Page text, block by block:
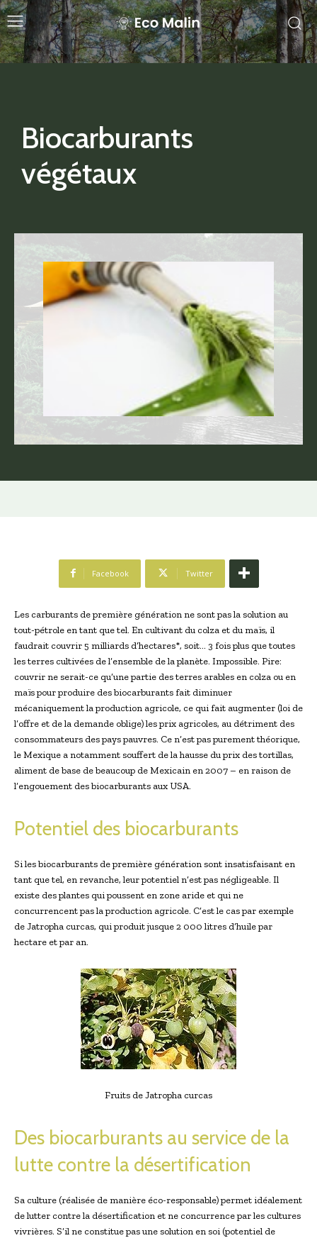
Biocarburants
végétaux
Facebook Twitter
Les carburants de première génération ne sont pas la solution au
tout-pétrole en tant que tel. En cultivant du colza et du maïs, il
faudrait couvrir 5 milliards d’hectares*, soit… 3 fois plus que toutes
les terres cultivées de l’ensemble de la planète. Impossible. Pire:
couvrir ne serait-ce qu’une partie des terres arables en colza ou en
maïs pour produire des biocarburants fait diminuer
mécaniquement la production agricole, ce qui fait augmenter (loi de
l’offre et de la demande oblige) les prix agricoles, au détriment des
consommateurs des pays pauvres. Ce n’est pas purement théorique,
le Mexique a notamment souffert de la hausse du prix des tortillas,
aliment de base de beaucoup de Mexicain en 2007 – en raison de
l’engouement des biocarburants aux USA.
Potentiel des biocarburants
Si les biocarburants de première génération sont insatisfaisant en
tant que tel, en revanche, leur potentiel n’est pas négligeable. Il
existe des plantes qui poussent en zone aride et qui ne
concurrencent pas la production agricole. C’est le cas par exemple
de Jatropha curcas, qui produit jusque 2 000 litres d’huile par
hectare et par an.
Fruits de Jatropha curcas
Des biocarburants au service de la
lutte contre la désertification
Sa culture (réalisée de manière éco-responsable) permet idéalement
de lutter contre la désertification et ne concurrence par les cultures
vivrières. S’il ne constitue pas une solution en soi (potentiel de